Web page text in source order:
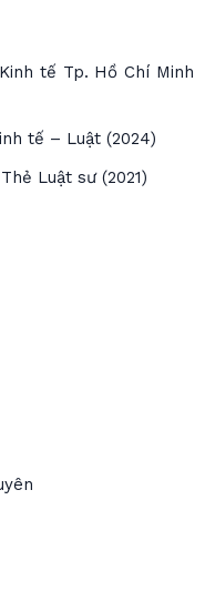
tế Tp. Hồ Chí Minh
tế – Luật (2024)
Luật sư (2021)